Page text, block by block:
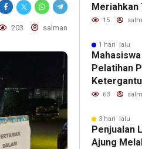
203 salman
Meriahkan
Tahun 2026
15
1 hari lalu
Pelatihan PE
Remaja
63
3 hari lalu
Penjualan
Ajung